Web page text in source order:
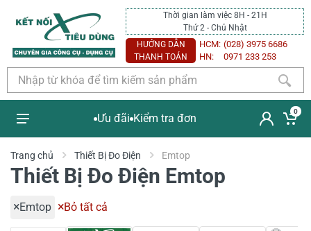
Thời gian làm việc 8H - 21H
Thứ 2 - Chủ Nhật
HƯỚNG DẪN
THANH TOÁN
HCM: (028) 3975 6686
HN:
0971 233 253
Ưu đãi Kiểm tra đơn
0
Trang chủ Thiết Bị Đo Điện Emtop
Thiết Bị Đo Điện Emtop
Emtop Bỏ tất cả